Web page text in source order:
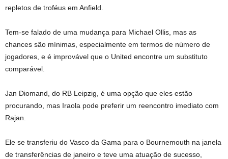
repletos de troféus em Anfield.
Tem-se falado de uma mudança para Michael Ollis, mas as
chances são mínimas, especialmente em termos de número de
jogadores, e é improvável que o United encontre um substituto
comparável.
Jan Diomand, do RB Leipzig, é uma opção que eles estão
procurando, mas Iraola pode preferir um reencontro imediato com
Rajan.
Ele se transferiu do Vasco da Gama para o Bournemouth na janela
de transferências de janeiro e teve uma atuação de sucesso,